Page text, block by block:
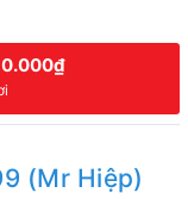
(Mr Hiệp)